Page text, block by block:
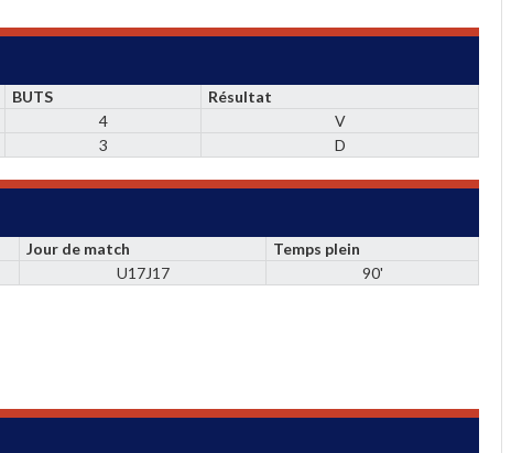
BUTS
Résultat
4
V
3 D
Jour de match
Temps plein
U17J17 90'